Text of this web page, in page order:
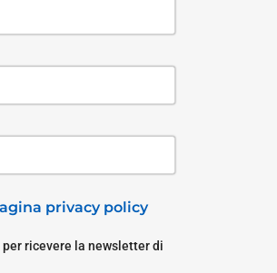
privacy policy
ricevere la newsletter di